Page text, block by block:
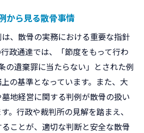
から見る散骨事情
、散骨の実務における重要な指針
政通達では、「節度をもって行わ
の遺棄罪に当たらない」とされた例
の基準となっています。また、大
地経営に関する判例が散骨の扱い
。行政や裁判所の見解を踏まえ、
ことが、適切な判断と安全な散骨